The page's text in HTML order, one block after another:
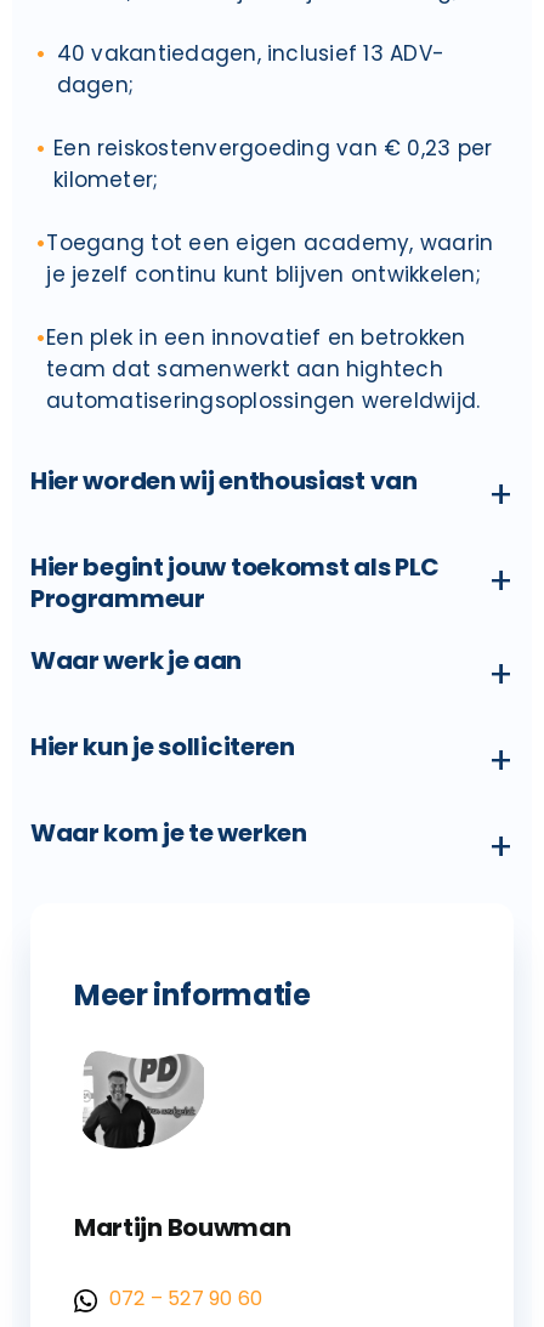
40 vakantiedagen, inclusief 13 ADV-
dagen;
Een reiskostenvergoeding van € 0,23 per
kilometer;
Toegang tot een eigen academy, waarin
je jezelf continu kunt blijven ontwikkelen;
Een plek in een innovatief en betrokken
team dat samenwerkt aan hightech
automatiseringsoplossingen wereldwijd.
Hier worden wij enthousiast van +
Hier begint jouw toekomst als PLC
Programmeur
+
Waar werk je aan +
Hier kun je solliciteren +
Waar kom je te werken +
Meer informatie
Martijn Bouwman
072 – 527 90 60